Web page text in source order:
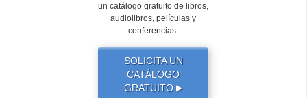
un catálogo gratuito de libros,
audiolibros, películas y
conferencias.
SOLICITA UN
CATÁLOGO
GRATUITO ▶